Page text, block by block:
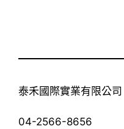
泰禾國際實業有限公司
04-2566-8656